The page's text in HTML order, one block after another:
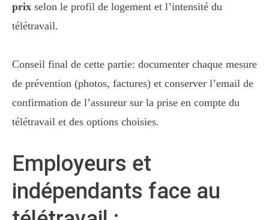
prix selon le profil de logement et l’intensité du
télétravail.
Conseil final de cette partie: documenter chaque mesure
de prévention (photos, factures) et conserver l’email de
confirmation de l’assureur sur la prise en compte du
télétravail et des options choisies.
Employeurs et
indépendants face au